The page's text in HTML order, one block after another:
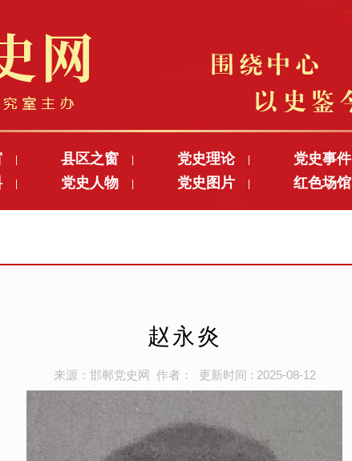
县区之窗 党史理论 党史事件
党史人物 党史图片 红色场馆
赵永炎
来源：邯郸党史网 作者： 更新时间 : 2025-08-12